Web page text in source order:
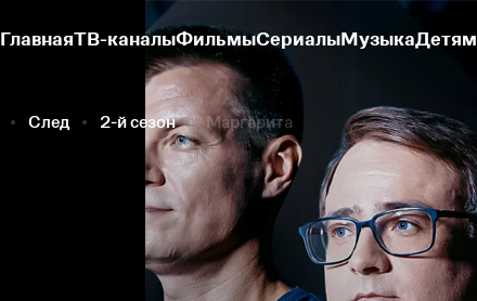
ГлавнаяТВ-каналыФильмыСериалыМузыкаДетям
След 2-й сезон Маргарита